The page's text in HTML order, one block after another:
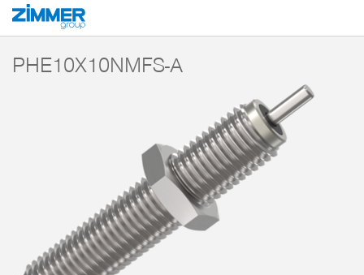
Démarrage Produits
PHE10X10NMFS-A